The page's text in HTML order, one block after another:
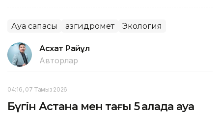
Ауа сапасы Қазгидромет Экология
Асхат Райқұл
Авторлар
04:16, 07 Тамыз 2026
Бүгін Астана мен тағы 5 қалада ауа